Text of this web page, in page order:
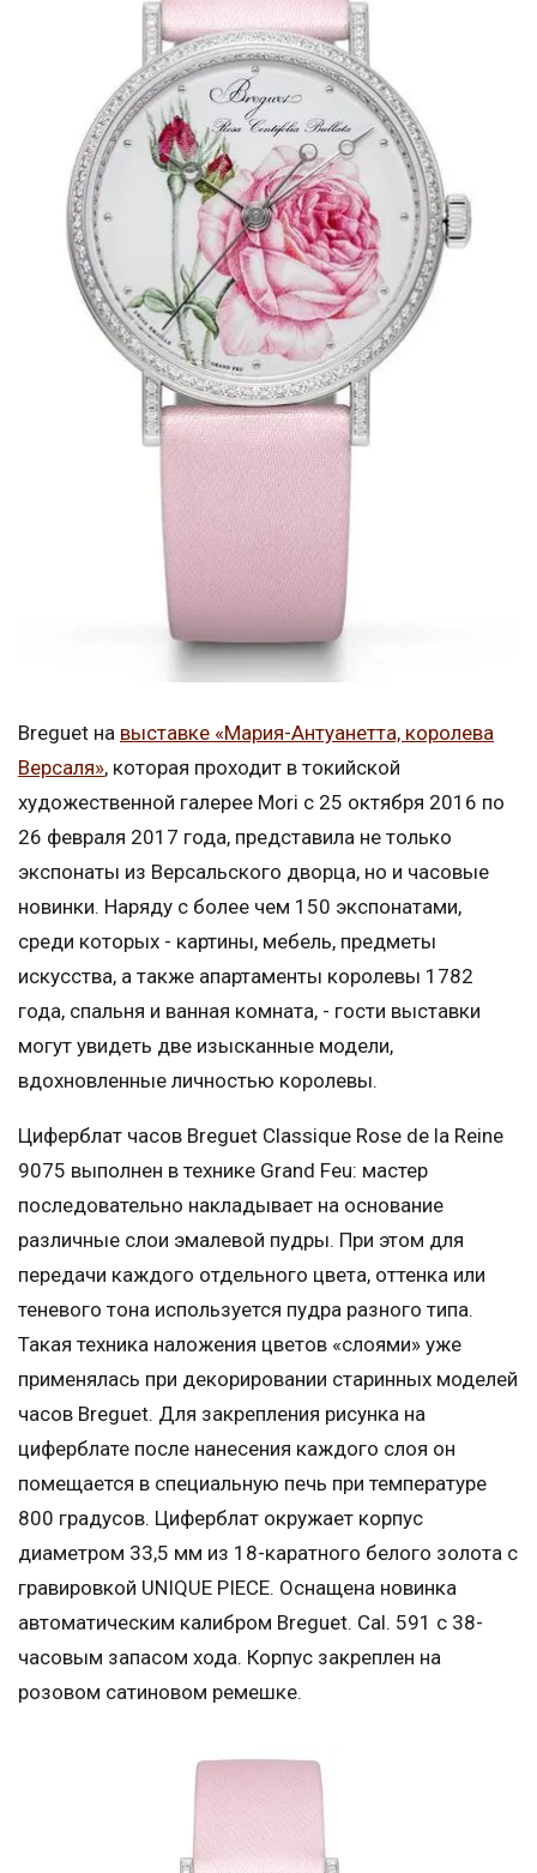
Breguet на выставке «Мария-Антуанетта, королева
Версаля», которая проходит в токийской
художественной галерее Mori с 25 октября 2016 по
26 февраля 2017 года, представила не только
экспонаты из Версальского дворца, но и часовые
новинки. Наряду с более чем 150 экспонатами,
среди которых - картины, мебель, предметы
искусства, а также апартаменты королевы 1782
года, спальня и ванная комната, - гости выставки
могут увидеть две изысканные модели,
вдохновленные личностью королевы.
Циферблат часов Breguet Classique Rose de la Reine
9075 выполнен в технике Grand Feu: мастер
последовательно накладывает на основание
различные слои эмалевой пудры. При этом для
передачи каждого отдельного цвета, оттенка или
теневого тона используется пудра разного типа.
Такая техника наложения цветов «слоями» уже
применялась при декорировании старинных моделей
часов Breguet. Для закрепления рисунка на
циферблате после нанесения каждого слоя он
помещается в специальную печь при температуре
800 градусов. Циферблат окружает корпус
диаметром 33,5 мм из 18-каратного белого золота с
гравировкой UNIQUE PIECE. Оснащена новинка
автоматическим калибром Breguet. Cal. 591 с 38-
часовым запасом хода. Корпус закреплен на
розовом сатиновом ремешке.